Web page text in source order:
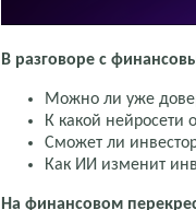
В разговоре с
Можно ли уже
К какой нейросети
Сможет ли
Как ИИ изменит
На финансовом